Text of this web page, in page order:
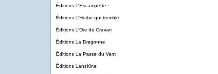
Éditions L'Escampette
Éditions L'Herbe qui tremble
Éditions L'Oie de Cravan
Éditions La Dragonne
Éditions La Passe du Vent
Éditions LansKine